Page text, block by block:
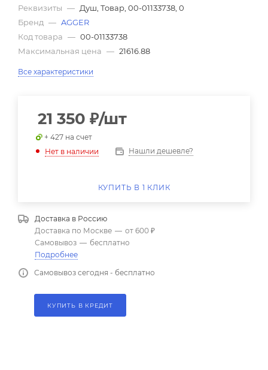
Реквизиты — Душ, Товар, 00-01133738, 0
Бренд — AGGER
Код товара — 00-01133738
Максимальная цена — 21616.88
Все характеристики
21 350 ₽/шт
+ 427 на счет
Нет в наличии
Нашли дешевле?
КУПИТЬ В 1 КЛИК
Доставка в Россию
Доставка по Москве — от 600 ₽
Самовывоз — бесплатно
Подробнее
Самовывоз сегодня - бесплатно
КУПИТЬ В КРЕДИТ